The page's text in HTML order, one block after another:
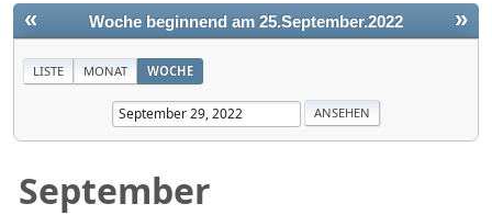
« »
Woche beginnend am 25.September.2022
LISTE MONAT WOCHE
September